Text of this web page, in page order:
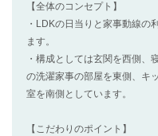
【全体のコンセプト】
・LDKの日当りと家事動線の
ます。
・構成としては玄関を西側、
の洗濯家事の部屋を東側、キ
室を南側としています。
【こだわりのポイント】